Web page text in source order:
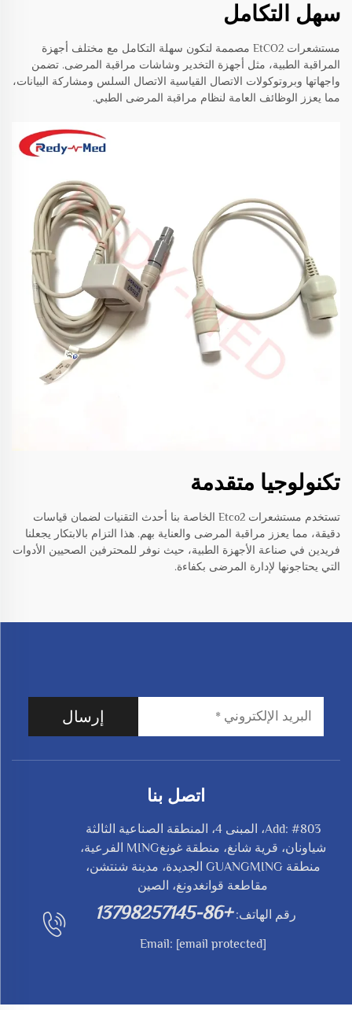
سهل التكامل
مستشعرات EtCO2 مصممة لتكون سهلة التكامل مع مختلف أجهزة
المراقبة الطبية، مثل أجهزة التخدير وشاشات مراقبة المرضى. تضمن
واجهاتها وبروتوكولات الاتصال القياسية الاتصال السلس ومشاركة البيانات،
مما يعزز الوظائف العامة لنظام مراقبة المرضى الطبي.
تكنولوجيا متقدمة
تستخدم مستشعرات Etco2 الخاصة بنا أحدث التقنيات لضمان قياسات
دقيقة، مما يعزز مراقبة المرضى والعناية بهم. هذا التزام بالابتكار يجعلنا
فريدين في صناعة الأجهزة الطبية، حيث نوفر للمحترفين الصحيين الأدوات
التي يحتاجونها لإدارة المرضى بكفاءة.
إرسال
اتصل بنا
Add: #803، المبنى 4، المنطقة الصناعية الثالثة
شياونان، قرية شانغ، منطقة غونغMING الفرعية،
منطقة GUANGMING الجديدة، مدينة شنتشن،
مقاطعة قوانغدونغ، الصين
رقم الهاتف: +86-13798257145
Email: [email protected]